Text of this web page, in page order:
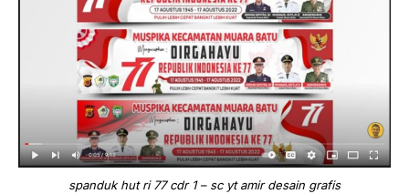
spanduk hut ri 77 cdr 1 – sc yt amir desain grafis